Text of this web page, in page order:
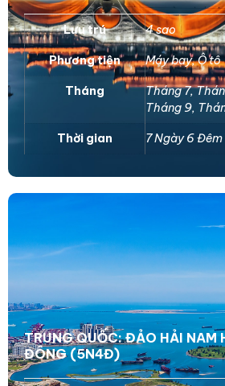
Lưu trú 4 sao
Phương tiện Máy bay,Ô tô
Tháng Tháng 7,
Tháng 9,
Thời gian 7 Ngày 6 Đêm
TRUNG QUỐC: ĐẢO HẢI NAM
ĐÔNG (5N4Đ)